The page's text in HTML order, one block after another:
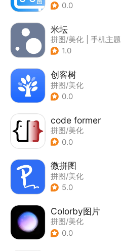
0.0
米坛
拼图/美化
手机主题
1.0
创客树
拼图/美化
0.0
code former
拼图/美化
0.0
微拼图
拼图/美化
5.0
Colorby图片
拼图/美化
0.0